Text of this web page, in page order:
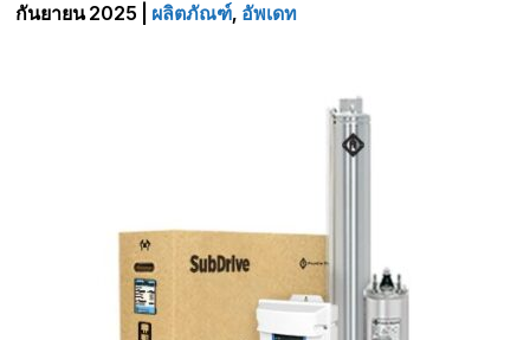
กันยายน 2025 | ผลิตภัณฑ์, อัพเดท